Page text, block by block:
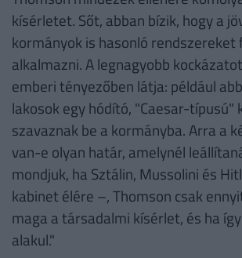
kísérletet. Sőt, abban bízik, hogy a
kormányok is hasonló rendszereket
alkalmazni. A legnagyobb
emberi tényezőben látja: például
lakosok egy hódító, "Caesar-
szavaznak be a kormányba. Arra a
van-e olyan határ, amelynél
mondjuk, ha Sztálin, Mussolini és
kabinet élére –, Thomson csak
maga a társadalmi kísérlet, és ha
alakul."